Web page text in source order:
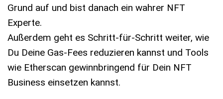
Grund auf und bist danach ein wahrer NFT
Experte.
Außerdem geht es Schritt-für-Schritt weiter, wie
Du Deine Gas-Fees reduzieren kannst und Tools
wie Etherscan gewinnbringend für Dein NFT
Business einsetzen kannst.